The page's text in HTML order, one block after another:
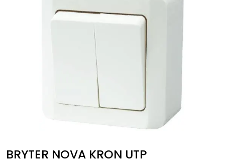
BRYTER NOVA KRON UTP
Verktøy & Forbruksmateriell